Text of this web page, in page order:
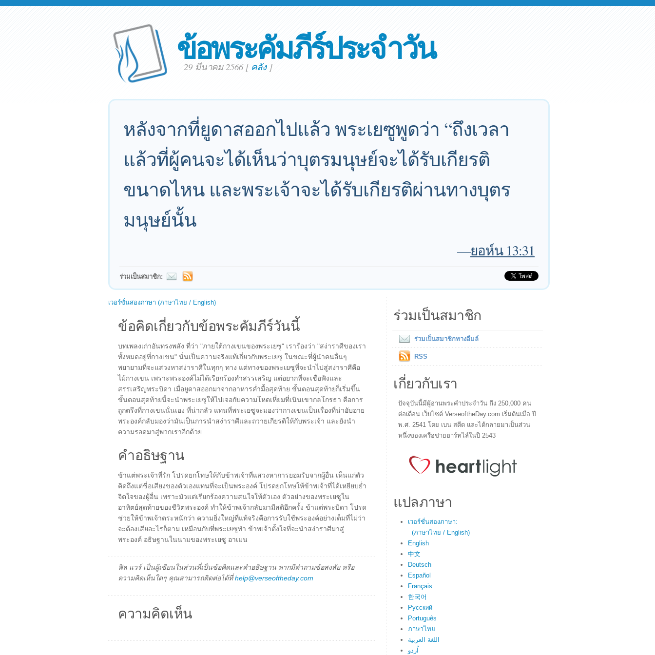
ข้อพระคัมภีร์ประจำวัน
29 มีนาคม 2566 [ คลัง]
หลังจากที่ยูดาสออกไปแล้ว พระเยซูพูดว่า “ถึงเวลา
แล้วที่ผู้คนจะได้เห็นว่าบุตรมนุษย์จะได้รับเกียรติ
ขนาดไหน และพระเจ้าจะได้รับเกียรติผ่านทางบุตร
มนุษย์นั้น
—ยอห์น 13:31
ร่วมเป็นสมาชิก:
เวอร์ชั่นสองภาษา (ภาษาไทย / English)
ข้อคิดเกี่ยวกับข้อพระคัมภีร์วันนี้
บทเพลงเก่าอันทรงพลัง ที่ว่า "ภายใต้กางเขนของพระเยซู" เราร้องว่า "สง่าราศีของเรา
ทั้งหมดอยู่ที่กางเขน" นั่นเป็นความจริงแท้เกี่ยวกับพระเยซู ในขณะที่ผู้นำคนอื่นๆ
พยายามที่จะแสวงหาสง่าราศีในทุกๆ ทาง แต่ทางของพระเยซูที่จะนำไปสู่สง่าราศีคือ
ไม้กางเขน เพราะพระองค์ไม่ได้เรียกร้องคำสรรเสริญ แต่อยากที่จะเชื่อฟังและ
สรรเสริญพระบิดา เมื่อยูดาสออกมาจากอาหารค่ำมื้อสุดท้าย ขั้นตอนสุดท้ายก็เริ่มขึ้น
ขั้นตอนสุดท้ายนี้จะนำพระเยซูให้ไปเจอกับความโหดเหี่ยมที่เนินเขากลโกรธา คือการ
ถูกตรึงที่กางเขนนั่นเอง ที่น่ากลัว แทนที่พระเยซูจะมองว่ากางเขนเป็นเรื่องที่น่าอับอาย
พระองค์กลับมองว่ามันเป็นการนำสง่าราศีและถวายเกียรติให้กับพระเจ้า และยังนำ
ความรอดมาสู่พวกเราอีกด้วย
คำอธิษฐาน
ข้าแต่พระเจ้าที่รัก โปรดยกโทษให้กับข้าพเจ้าที่แสวงหาการยอมรับจากผู้อื่น เห็นแก่ตัว
คิดถึงแต่ชื่อเสียงของตัวเองแทนที่จะเป็นพระองค์ โปรดยกโทษให้ข้าพเจ้าที่ได้เหยียบย่ำ
จิตใจของผู้อื่น เพราะมัวแต่เรียกร้องความสนใจให้ตัวเอง ตัวอย่างของพระเยซูใน
อาทิตย์สุดท้ายของชีวิตพระองค์ ทำให้ข้าพเจ้ากลับมามีสติอีกครั้ง ข้าแต่พระบิดา โปรด
ช่วยให้ข้าพเจ้าตระหนักว่า ความยิ่งใหญ่ที่แท้จริงคือการรับใช้พระองค์อย่างเต็มที่ไม่ว่า
จะต้องเสียอะไรก็ตาม เหมือนกับที่พระเยซูทำ ข้าพเจ้าตั้งใจที่จะนำสง่าราศีมาสู่
พระองค์ อธิษฐานในนามของพระเยซู อาเมน
ฟิล แวร์ เป็นผู้เขียนในส่วนที่เป็นข้อคิดและคำอธิษฐาน หากมีคำถามข้อสงสัย หรือ
ความคิดเห็นใดๆ คุณสามารถติดต่อได้ที่help@verseoftheday.com
ความคิดเห็น
ร่วมเป็นสมาชิก
ร่วมเป็นสมาชิกทางอีมล์
RSS
เกี่ยวกับเรา
ปัจจุบันนี้มีผู้อ่านพระคำประจำวัน ถึง 250,000 คน
ต่อเดือน เว็บไซต์ VerseoftheDay.com เริ่มต้นเมื่อ ปี
พ.ศ. 2541 โดย เบน สตีด และได้กลายมาเป็นส่วน
หนึ่งของเครือข่ายฮาร์ทไล์ในปี 2543
แปลภาษา
เวอร์ชั่นสองภาษา:
(ภาษาไทย / English)
English
中文
Deutsch
Español
Français
한국어
Русский
Português
ภาษาไทย
اللغة العربية
اُردو